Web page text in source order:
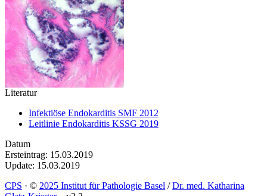
Literatur
Infektiöse Endokarditis SMF 2012
Leitlinie Endokarditis KSSG 2019
Datum
Ersteintrag: 15.03.2019
Update: 15.03.2019
CPS · © 2025 Institut für Pathologie Basel /Dr. med. Katharina